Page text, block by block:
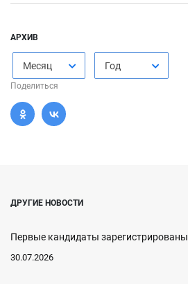
АРХИВ
Месяц Год
Поделиться
ДРУГИЕ НОВОСТИ
Первые кандидаты зарегистрированы
30.07.2026